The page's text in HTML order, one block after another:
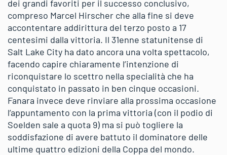
dei grandi favoriti per il successo conclusivo,
compreso Marcel Hirscher che alla fine si deve
accontentare addirittura del terzo posto a 17
centesimi dalla vittoria. Il 31enne statunitense di
Salt Lake City ha dato ancora una volta spettacolo,
facendo capire chiaramente l’intenzione di
riconquistare lo scettro nella specialità che ha
conquistato in passato in ben cinque occasioni.
Fanara invece deve rinviare alla prossima occasione
l’appuntamento con la prima vittoria (con il podio di
Soelden sale a quota 9) ma si può togliere la
soddisfazione di avere battuto il dominatore delle
ultime quattro edizioni della Coppa del mondo.